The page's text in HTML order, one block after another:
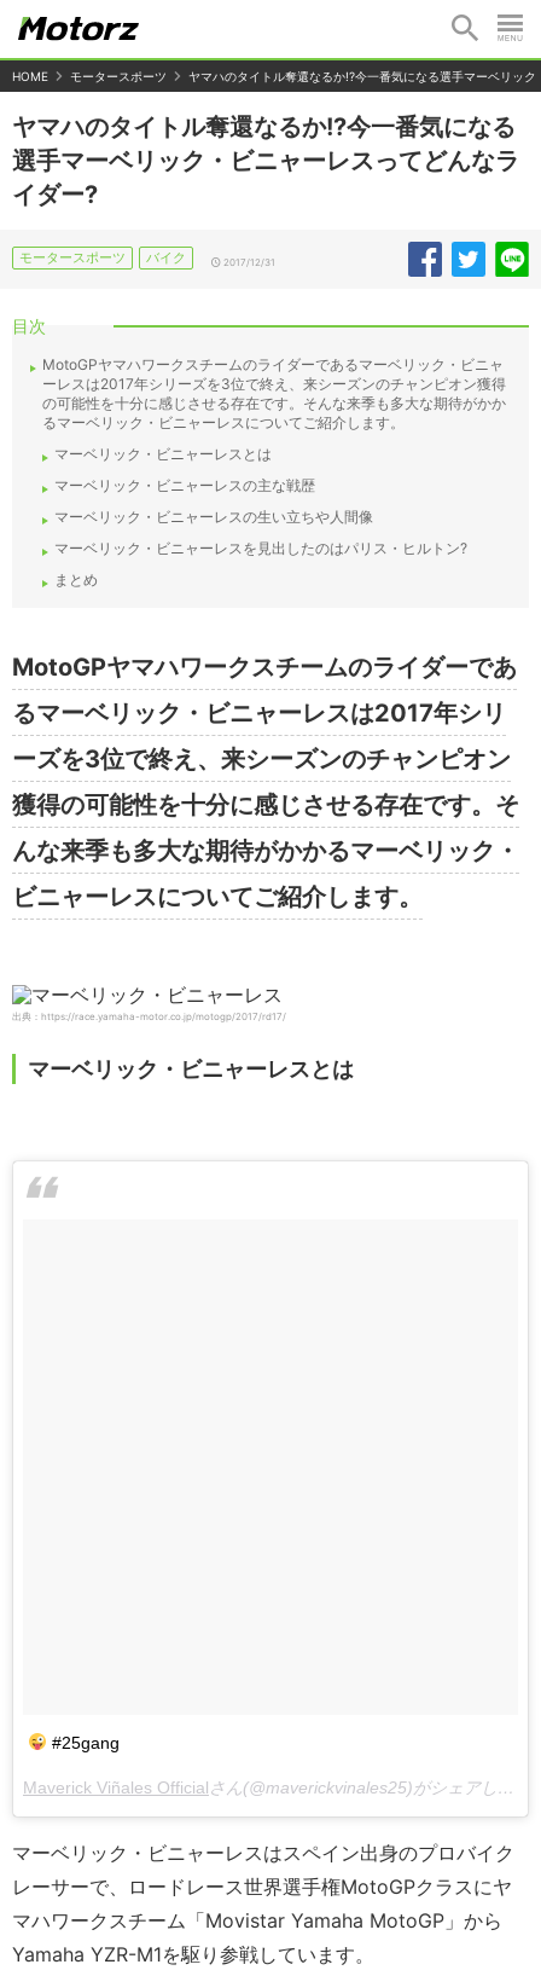
HOME モータースポーツ ヤマハのタイトル奪還なるか!?今一番気になる選手マーベリッ
ヤマハのタイトル奪還なるか!?今一番気になる
選手マーベリック・ビニャーレスってどんなラ
イダー?
モータースポーツ バイク 2017/12/31
目次
MotoGPヤマハワークスチームのライダーであるマーベリック・ビニャ
ーレスは2017年シリーズを3位で終え、来シーズンのチャンピオン獲得
の可能性を十分に感じさせる存在です。そんな来季も多大な期待がかか
るマーベリック・ビニャーレスについてご紹介します。
マーベリック・ビニャーレスとは
マーベリック・ビニャーレスの主な戦歴
マーベリック・ビニャーレスの生い立ちや人間像
マーベリック・ビニャーレスを見出したのはパリス・ヒルトン?
まとめ
MotoGPヤマハワークスチームのライダーであ
るマーベリック・ビニャーレスは2017年シリ
ーズを3位で終え、来シーズンのチャンピオン
獲得の可能性を十分に感じさせる存在です。そ
んな来季も多大な期待がかかるマーベリック・
ビニャーレスについてご紹介します。
出典：https://race.yamaha-motor.co.jp/motogp/2017/rd17/
マーベリック・ビニャーレスとは
#25gang
Maverick Viñales Officialさん(@maverickvinales25)がシェアした投稿 –
マーベリック・ビニャーレスはスペイン出身のプロバイク
レーサーで、ロードレース世界選手権MotoGPクラスにヤ
マハワークスチーム「Movistar Yamaha MotoGP」から
Yamaha YZR-M1を駆り参戦しています。